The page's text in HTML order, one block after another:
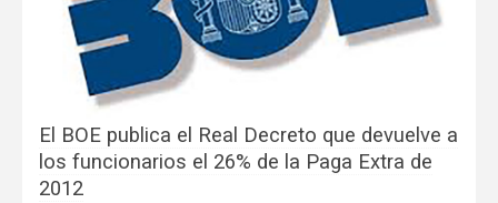
El BOE publica el Real Decreto que devuelve a
los funcionarios el 26% de la Paga Extra de
2012